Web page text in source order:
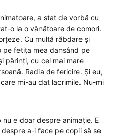
a stat de vorbă cu
o la o vânătoare de comori.
Cu multă răbdare și
pe fetița mea dansând pe
părinți, cu cel mai mare
Radia de fericire. Și eu,
mi-au dat lacrimile. Nu-mi
e doar despre animație. E
a-i face pe copii să se